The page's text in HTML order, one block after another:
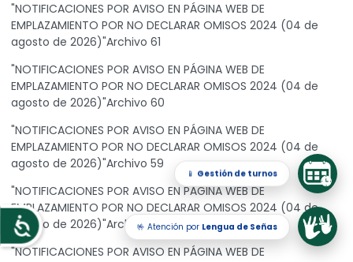
Accesibilidad
"NOTIFICACIONES POR AVISO EN PÁGINA WEB DE
EMPLAZAMIENTO POR NO DECLARAR OMISOS 2024 (04 de
agosto de 2026)"Archivo 61
"NOTIFICACIONES POR AVISO EN PÁGINA WEB DE
EMPLAZAMIENTO POR NO DECLARAR OMISOS 2024 (04 de
agosto de 2026)"Archivo 60
"NOTIFICACIONES POR AVISO EN PÁGINA WEB DE
EMPLAZAMIENTO POR NO DECLARAR OMISOS 2024 (04 de
agosto de 2026)"Archivo 59
"NOTIFICACIONES POR AVISO EN PÁGINA WEB DE
EMPLAZAMIENTO POR NO DECLARAR OMISOS 2024 (04 de
agosto de 2026)"Archivo 58
"NOTIFICACIONES POR AVISO EN PÁGINA WEB DE
📱 Gestión de turnos
🤟 Atención por Lengua de Señas